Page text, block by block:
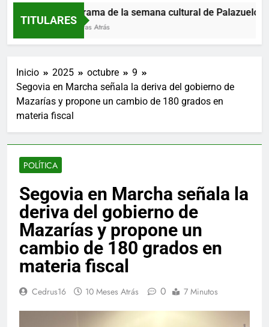
TITULARES
Programa de la semana cultural de Palazuelos de
14 Horas Atrás
Inicio 2025 octubre
9
Segovia en Marcha señala la deriva del gobierno de
Mazarías y propone un cambio de 180 grados en
materia fiscal
POLÍTICA
Segovia en Marcha señala la
deriva del gobierno de
Mazarías y propone un
cambio de 180 grados en
materia fiscal
Cedrus16 10 Meses Atrás 0 7 Minutos